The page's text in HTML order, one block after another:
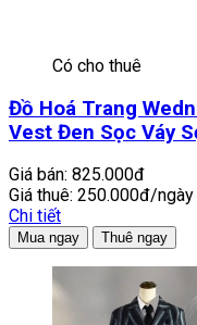
Có cho thuê
Đồ Hoá Trang
Vest Đen Sọc Váy
Giá bán: 825.000đ
Giá thuê: 250.000đ/ngày
Chi tiết
Mua ngay Thuê ngay